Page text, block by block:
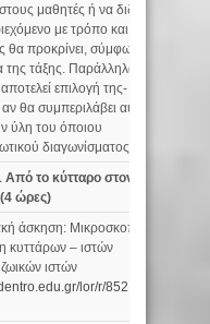
μαθητές ή να διδάξει
με τρόπο και μέσα
θα προκρίνει, σύμφωνα με
της τάξης. Παράλληλα,
επιλογή της- του
θα συμπεριλάβει αυτή την
ύλη του όποιου
διαγωνίσματος ή όχι
το κύτταρο στον
ώρες)
άσκηση: Μικροσκοπική
κυττάρων – ιστών
ιστών
lor/r/8521/3085?